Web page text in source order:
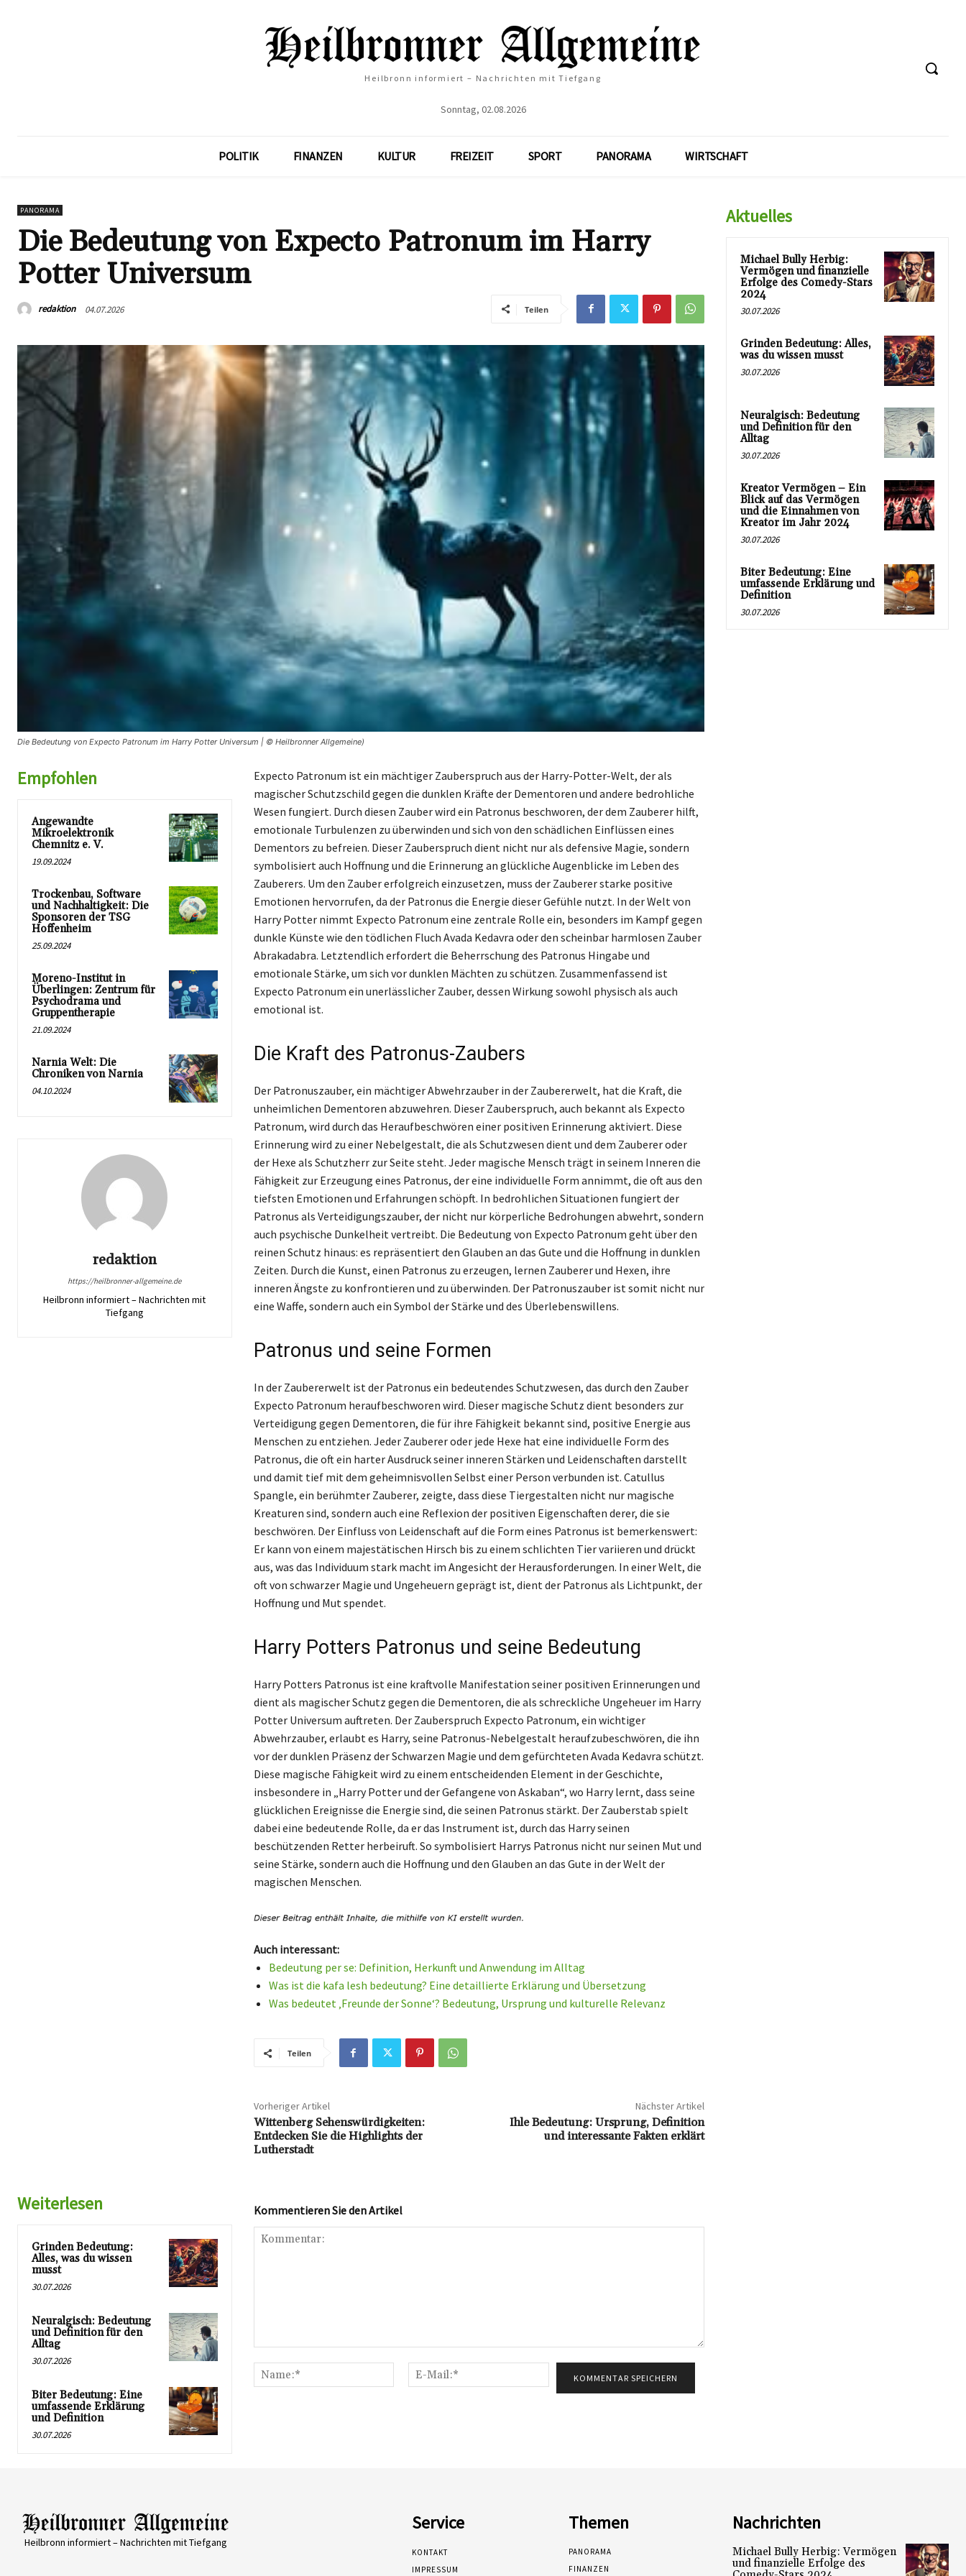
Heilbronn informiert – Nachrichten mit Tiefgang
Sonntag, 02.08.2026
POLITIK FINANZEN KULTUR FREIZEIT SPORT PANORAMA WIRTSCHAFT
PANORAMA
Die Bedeutung von Expecto Patronum im Harry
Potter Universum
redaktion 04.07.2026 Teilen
Die Bedeutung von Expecto Patronum im Harry Potter Universum | © Heilbronner Allgemeine)
Empfohlen
Angewandte
Mikroelektronik
Chemnitz e. V.
19.09.2024
Trockenbau, Software
und Nachhaltigkeit: Die
Sponsoren der TSG
Hoffenheim
25.09.2024
Moreno-Institut in
Überlingen: Zentrum für
Psychodrama und
Gruppentherapie
21.09.2024
Narnia Welt: Die
Chroniken von Narnia
04.10.2024
redaktion
https://heilbronner-allgemeine.de
Heilbronn informiert – Nachrichten mit
Tiefgang
Expecto Patronum ist ein mächtiger Zauberspruch aus der Harry-Potter-Welt, der als
magischer Schutzschild gegen die dunklen Kräfte der Dementoren und andere bedrohliche
Wesen fungiert. Durch diesen Zauber wird ein Patronus beschworen, der dem Zauberer hilft,
emotionale Turbulenzen zu überwinden und sich von den schädlichen Einflüssen eines
Dementors zu befreien. Dieser Zauberspruch dient nicht nur als defensive Magie, sondern
symbolisiert auch Hoffnung und die Erinnerung an glückliche Augenblicke im Leben des
Zauberers. Um den Zauber erfolgreich einzusetzen, muss der Zauberer starke positive
Emotionen hervorrufen, da der Patronus die Energie dieser Gefühle nutzt. In der Welt von
Harry Potter nimmt Expecto Patronum eine zentrale Rolle ein, besonders im Kampf gegen
dunkle Künste wie den tödlichen Fluch Avada Kedavra oder den scheinbar harmlosen Zauber
Abrakadabra. Letztendlich erfordert die Beherrschung des Patronus Hingabe und
emotionale Stärke, um sich vor dunklen Mächten zu schützen. Zusammenfassend ist
Expecto Patronum ein unerlässlicher Zauber, dessen Wirkung sowohl physisch als auch
emotional ist.
Die Kraft des Patronus-Zaubers
Der Patronuszauber, ein mächtiger Abwehrzauber in der Zaubererwelt, hat die Kraft, die
unheimlichen Dementoren abzuwehren. Dieser Zauberspruch, auch bekannt als Expecto
Patronum, wird durch das Heraufbeschwören einer positiven Erinnerung aktiviert. Diese
Erinnerung wird zu einer Nebelgestalt, die als Schutzwesen dient und dem Zauberer oder
der Hexe als Schutzherr zur Seite steht. Jeder magische Mensch trägt in seinem Inneren die
Fähigkeit zur Erzeugung eines Patronus, der eine individuelle Form annimmt, die oft aus den
tiefsten Emotionen und Erfahrungen schöpft. In bedrohlichen Situationen fungiert der
Patronus als Verteidigungszauber, der nicht nur körperliche Bedrohungen abwehrt, sondern
auch psychische Dunkelheit vertreibt. Die Bedeutung von Expecto Patronum geht über den
reinen Schutz hinaus: es repräsentiert den Glauben an das Gute und die Hoffnung in dunklen
Zeiten. Durch die Kunst, einen Patronus zu erzeugen, lernen Zauberer und Hexen, ihre
inneren Ängste zu konfrontieren und zu überwinden. Der Patronuszauber ist somit nicht nur
eine Waffe, sondern auch ein Symbol der Stärke und des Überlebenswillens.
Patronus und seine Formen
In der Zaubererwelt ist der Patronus ein bedeutendes Schutzwesen, das durch den Zauber
Expecto Patronum heraufbeschworen wird. Dieser magische Schutz dient besonders zur
Verteidigung gegen Dementoren, die für ihre Fähigkeit bekannt sind, positive Energie aus
Menschen zu entziehen. Jeder Zauberer oder jede Hexe hat eine individuelle Form des
Patronus, die oft ein harter Ausdruck seiner inneren Stärken und Leidenschaften darstellt
und damit tief mit dem geheimnisvollen Selbst einer Person verbunden ist. Catullus
Spangle, ein berühmter Zauberer, zeigte, dass diese Tiergestalten nicht nur magische
Kreaturen sind, sondern auch eine Reflexion der positiven Eigenschaften derer, die sie
beschwören. Der Einfluss von Leidenschaft auf die Form eines Patronus ist bemerkenswert:
Er kann von einem majestätischen Hirsch bis zu einem schlichten Tier variieren und drückt
aus, was das Individuum stark macht im Angesicht der Herausforderungen. In einer Welt, die
oft von schwarzer Magie und Ungeheuern geprägt ist, dient der Patronus als Lichtpunkt, der
Hoffnung und Mut spendet.
Harry Potters Patronus und seine Bedeutung
Harry Potters Patronus ist eine kraftvolle Manifestation seiner positiven Erinnerungen und
dient als magischer Schutz gegen die Dementoren, die als schreckliche Ungeheuer im Harry
Potter Universum auftreten. Der Zauberspruch Expecto Patronum, ein wichtiger
Abwehrzauber, erlaubt es Harry, seine Patronus-Nebelgestalt heraufzubeschwören, die ihn
vor der dunklen Präsenz der Schwarzen Magie und dem gefürchteten Avada Kedavra schützt.
Diese magische Fähigkeit wird zu einem entscheidenden Element in der Geschichte,
insbesondere in „Harry Potter und der Gefangene von Askaban“, wo Harry lernt, dass seine
glücklichen Ereignisse die Energie sind, die seinen Patronus stärkt. Der Zauberstab spielt
dabei eine bedeutende Rolle, da er das Instrument ist, durch das Harry seinen
beschützenden Retter herbeiruft. So symbolisiert Harrys Patronus nicht nur seinen Mut und
seine Stärke, sondern auch die Hoffnung und den Glauben an das Gute in der Welt der
magischen Menschen.
Auch interessant:
Bedeutung per se: Definition, Herkunft und Anwendung im Alltag
Was ist die kafa lesh bedeutung? Eine detaillierte Erklärung und Übersetzung
Was bedeutet ‚Freunde der Sonne‘? Bedeutung, Ursprung und kulturelle Relevanz
Teilen
Vorheriger Artikel
Wittenberg Sehenswürdigkeiten:
Entdecken Sie die Highlights der
Lutherstadt
Nächster Artikel
Ihle Bedeutung: Ursprung, Definition
und interessante Fakten erklärt
Weiterlesen
Grinden Bedeutung:
Alles, was du wissen
musst
30.07.2026
Neuralgisch: Bedeutung
und Definition für den
Alltag
30.07.2026
Biter Bedeutung: Eine
umfassende Erklärung
und Definition
30.07.2026
Kommentieren Sie den Artikel
Name:*
Mail:*
Aktuelles
Michael Bully Herbig:
Vermögen und finanzielle
Erfolge des Comedy-Stars
2024
30.07.2026
Grinden Bedeutung: Alles,
was du wissen musst
30.07.2026
Neuralgisch: Bedeutung
und Definition für den
Alltag
30.07.2026
Kreator Vermögen – Ein
Blick auf das Vermögen
und die Einnahmen von
Kreator im Jahr 2024
30.07.2026
Biter Bedeutung: Eine
umfassende Erklärung und
Definition
30.07.2026
Heilbronn informiert – Nachrichten mit Tiefgang
Service
KONTAKT
IMPRESSUM
Themen
PANORAMA
FINANZEN
Nachrichten
Michael Bully Herbig: Vermögen
und finanzielle Erfolge des